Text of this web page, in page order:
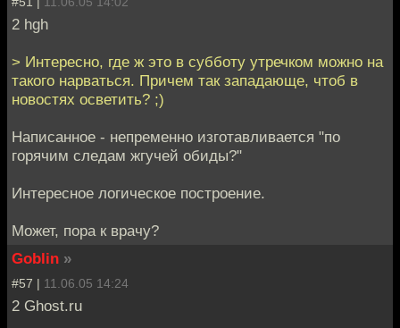
2 hgh
> Интересно, где ж это в субботу утречком можно на
такого нарваться. Причем так западающе, чтоб в
новостях осветить? ;)
Написанное - непременно изготавливается "по
горячим следам жгучей обиды?"
Интересное логическое построение.
Может, пора к врачу?
Goblin »
#57 | 11.06.05 14:24
2 Ghost.ru